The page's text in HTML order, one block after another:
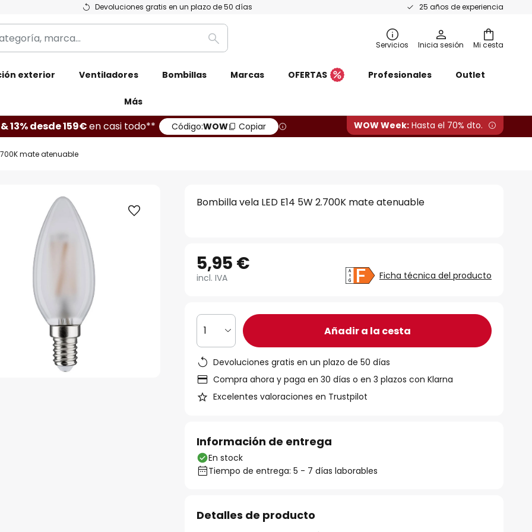
Devoluciones gratis en un plazo de 50 días 25 años de experiencia
Mi cesta
Buscar Servicios Inicia sesión
exterior Ventiladores Bombillas Marcas OFERTAS Profesionales Outlet
Más
13% desde 159€en casi todo** Código:WOW Copiar WOW Week: Hasta el 70% dto.
mate atenuable
Bombilla vela LED E14 5W 2.700K mate atenuable
5,95 €
incl. IVA Ficha técnica del producto
1 Añadir a la cesta
Devoluciones gratis en un plazo de 50 días
Compra ahora y paga en 30 días o en 3 plazos con Klarna
Excelentes valoraciones en Trustpilot
Información de entrega
En stock
Tiempo de entrega: 5 - 7 días laborables
Detalles de producto